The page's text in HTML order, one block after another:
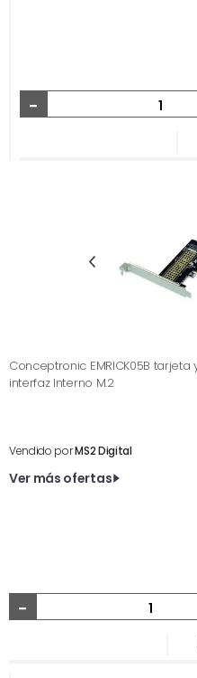
-
Conceptronic EMRICK05B
interfaz Interno M.2
Vendido porMS2 Digital
Ver más ofertas
-